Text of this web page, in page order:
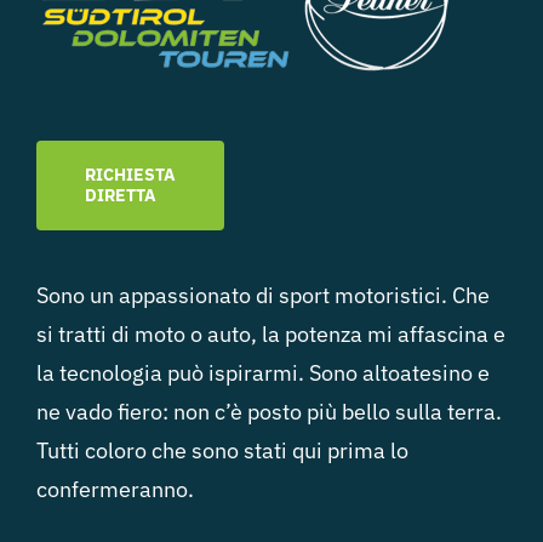
RICHIESTA
DIRETTA
Sono un appassionato di sport motoristici. Che
si tratti di moto o auto, la potenza mi affascina e
la tecnologia può ispirarmi. Sono altoatesino e
ne vado fiero: non c’è posto più bello sulla terra.
Tutti coloro che sono stati qui prima lo
confermeranno.